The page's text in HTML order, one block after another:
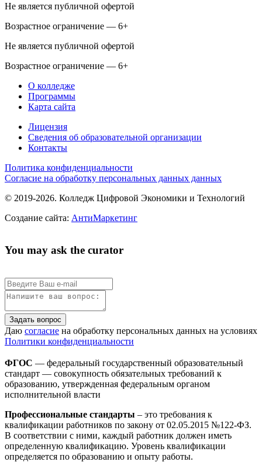
Не является публичной офертой
Возрастное ограничение — 6+
Не является публичной офертой
Возрастное ограничение — 6+
О колледже
Программы
Карта сайта
Лицензия
Сведения об образовательной организации
Контакты
Политика конфиденциальности
Согласие на обработку персональных данных данных
© 2019-2026. Колледж Цифровой Экономики и Технологий
Создание сайта: АнтиМаркетинг
You may ask the curator
Задать вопрос
Даю согласие на обработку персональных данных на условиях
Политики конфиденциальности
ФГОС — федеральный государственный образовательный
стандарт — совокупность обязательных требований к
образованию, утвержденная федеральным органом
исполнительной власти
Профессиональные стандарты – это требования к
квалификации работников по закону от 02.05.2015 №122-ФЗ.
В соответствии с ними, каждый работник должен иметь
определенную квалификацию. Уровень квалификации
определяется по образованию и опыту работы.